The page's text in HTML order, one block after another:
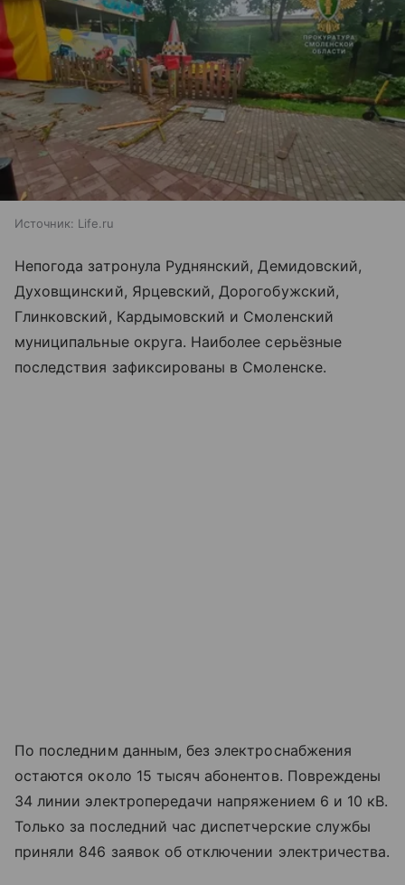
Источник: Life.ru
Непогода затронула Руднянский, Демидовский,
Духовщинский, Ярцевский, Дорогобужский,
Глинковский, Кардымовский и Смоленский
муниципальные округа. Наиболее серьёзные
последствия зафиксированы в Смоленске.
По последним данным, без электроснабжения
остаются около 15 тысяч абонентов. Повреждены
34 линии электропередачи напряжением 6 и 10 кВ.
Только за последний час диспетчерские службы
приняли 846 заявок об отключении электричества.